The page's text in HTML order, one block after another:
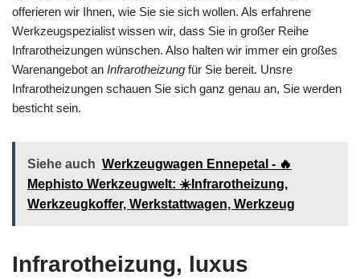
offerieren wir Ihnen, wie Sie sie sich wollen. Als erfahrene
Werkzeugspezialist wissen wir, dass Sie in großer Reihe
Infrarotheizungen wünschen. Also halten wir immer ein großes
Warenangebot an Infrarotheizung für Sie bereit. Unsre
Infrarotheizungen schauen Sie sich ganz genau an, Sie werden
besticht sein.
Siehe auch Werkzeugwagen Ennepetal - 🔥
Mephisto Werkzeugwelt: ☀️Infrarotheizung,
Werkzeugkoffer, Werkstattwagen, Werkzeug
Infrarotheizung, luxus